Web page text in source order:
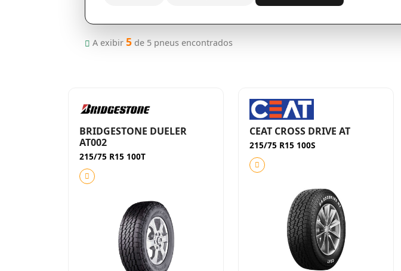
A exibir 5de 5pneus encontrados
BRIDGESTONE DUELER
AT002
215/75 R15 100T
CEAT CROSS DRIVE AT
215/75 R15 100S